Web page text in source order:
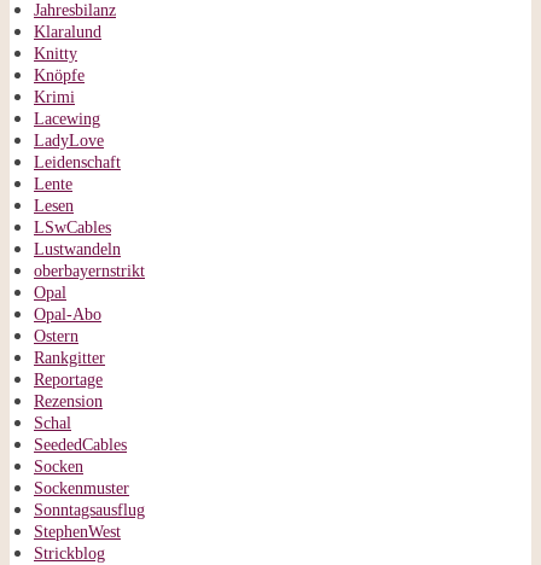
Jahresbilanz
Klaralund
Knitty
Knöpfe
Krimi
Lacewing
LadyLove
Leidenschaft
Lente
Lesen
LSwCables
Lustwandeln
oberbayernstrikt
Opal
Opal-Abo
Ostern
Rankgitter
Reportage
Rezension
Schal
SeededCables
Socken
Sockenmuster
Sonntagsausflug
StephenWest
Strickblog